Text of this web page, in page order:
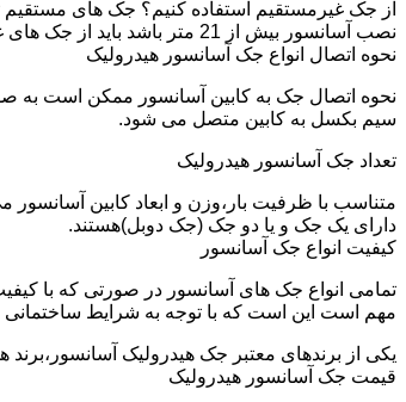
نصب آسانسور بیش از 21 متر باشد باید از جک های غیرمستقیم استفاده شود.
نحوه اتصال انواع جک آسانسور هیدرولیک
نحوه اتصال جک به کابین آسانسور ممکن است
سیم بکسل به کابین متصل می شود.
تعداد جک آسانسور هیدرولیک
متناسب با ظرفیت بار،وزن و ابعاد کابین
دارای یک جک و یا دو جک (جک دوبل)هستند.
کیفیت انواع جک آسانسور
تمامی انواع جک های آسانسور در صورتی که با
مهم است این است که با توجه به شرایط
یکی از برندهای معتبر جک هیدرولیک
قیمت جک آسانسور هیدرولیک